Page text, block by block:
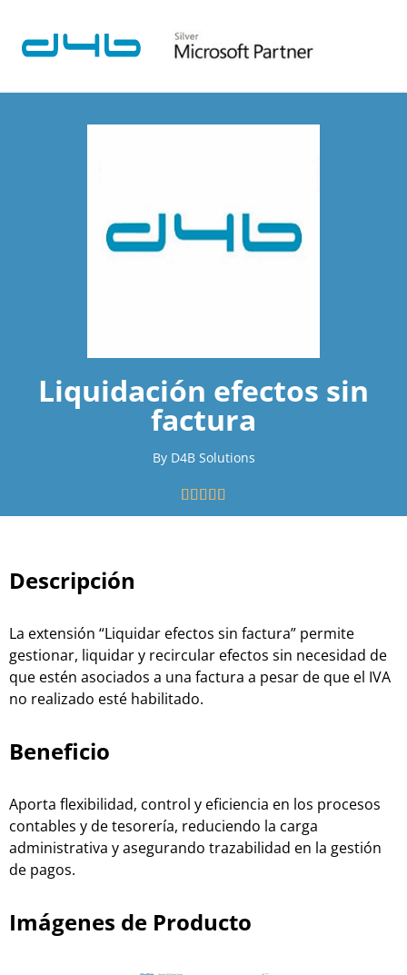
Liquidación efectos sin
factura
By D4B Solutions
    
Descripción
La extensión “Liquidar efectos sin factura” permite
gestionar, liquidar y recircular efectos sin necesidad de
que estén asociados a una factura a pesar de que el IVA
no realizado esté habilitado.
Beneficio
Aporta flexibilidad, control y eficiencia en los procesos
contables y de tesorería, reduciendo la carga
administrativa y asegurando trazabilidad en la gestión
de pagos.
Imágenes de Producto